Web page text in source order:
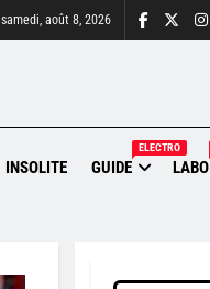
samedi, août 8, 2026
INSOLITE GUIDE
ELECTRO
LABO